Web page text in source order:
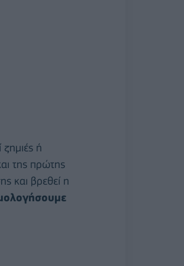
ή
της πρώτης
και βρεθεί η